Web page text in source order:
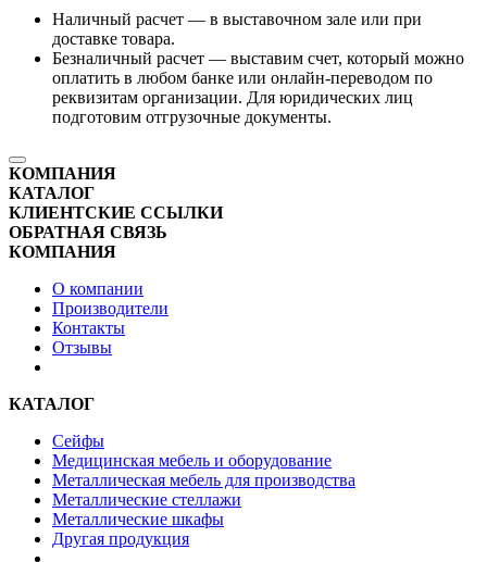
Наличный расчет — в выставочном зале или при
доставке товара.
Безналичный расчет — выставим счет, который можно
оплатить в любом банке или онлайн-переводом по
реквизитам организации. Для юридических лиц
подготовим отгрузочные документы.
КОМПАНИЯ
КАТАЛОГ
КЛИЕНТСКИЕ ССЫЛКИ
ОБРАТНАЯ СВЯЗЬ
КОМПАНИЯ
О компании
Производители
Контакты
Отзывы
КАТАЛОГ
Сейфы
Медицинская мебель и оборудование
Металлическая мебель для производства
Металлические стеллажи
Металлические шкафы
Другая продукция